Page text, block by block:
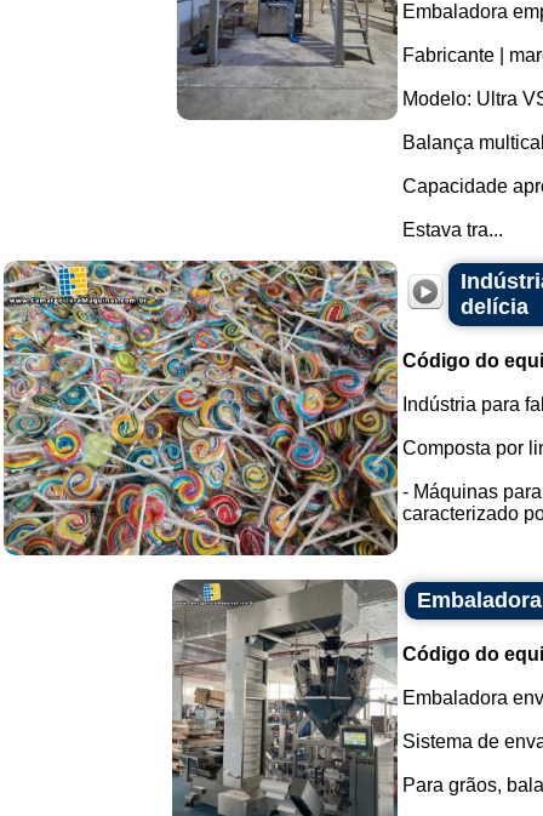
Embaladora
Fabricante |
Modelo: Ultra
Balança
Capacidade
Estava tra...
delícia
Código do
Indústria para
Composta por
- Máquinas
caracterizado
Código do
Embaladora
Sistema de
Para grãos,